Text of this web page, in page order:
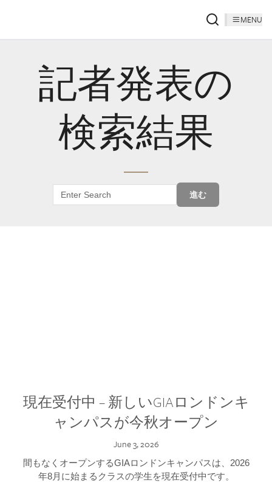
MENU
記者発表の
検索結果
進む
現在受付中 – 新しいGIAロンドンキ
ャンパスが今秋オープン
June 3, 2026
間もなくオープンするGIAロンドンキャンパスは、2026
年8月に始まるクラスの学生を現在受付中です。